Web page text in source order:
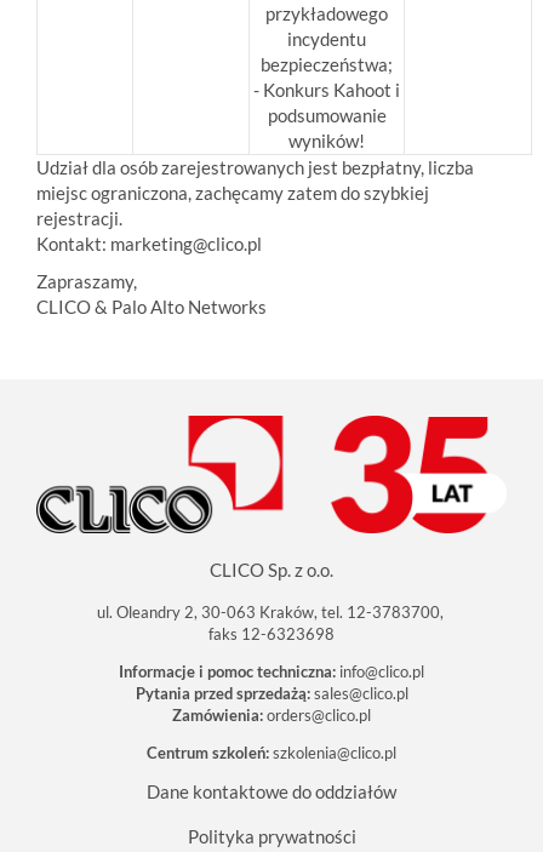
przykładowego
incydentu
bezpieczeństwa;
- Konkurs Kahoot i
podsumowanie
wyników!
Udział dla osób zarejestrowanych jest bezpłatny, liczba
miejsc ograniczona, zachęcamy zatem do szybkiej
rejestracji.
Kontakt: marketing@clico.pl
Zapraszamy,
CLICO & Palo Alto Networks
CLICO Sp. z o.o.
ul. Oleandry 2, 30-063 Kraków, tel. 12-3783700,
faks 12-6323698
Informacje i pomoc techniczna: info@clico.pl
Pytania przed sprzedażą: sales@clico.pl
Zamówienia:orders@clico.pl
Centrum szkoleń:szkolenia@clico.pl
Dane kontaktowe do oddziałów
Polityka prywatności